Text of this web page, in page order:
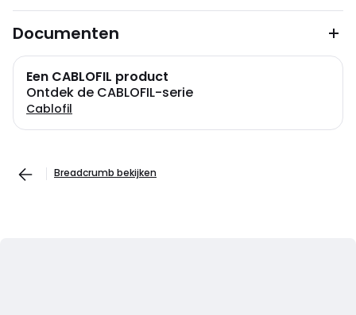
Documenten
Een CABLOFIL product
Ontdek de CABLOFIL-serie
Cablofil
Breadcrumb bekijken